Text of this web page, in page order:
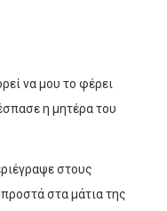
να μου το φέρει
η μητέρα του
στους
στα μάτια της